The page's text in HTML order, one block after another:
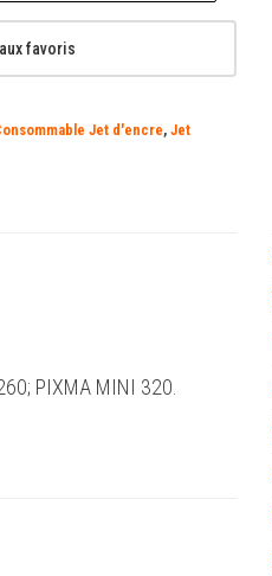
favoris
Jet d'encre, Jet
PIXMA MINI 320.